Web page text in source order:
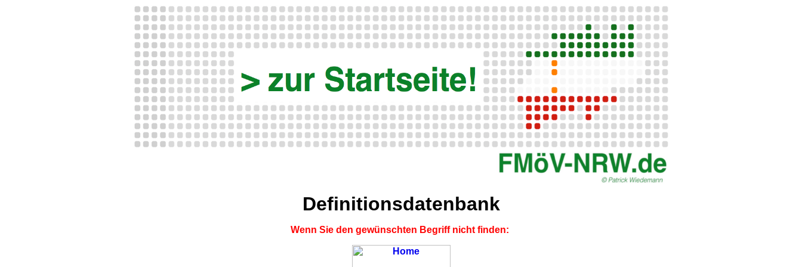
Definitionsdatenbank
Wenn Sie den gewünschten Begriff nicht finden: